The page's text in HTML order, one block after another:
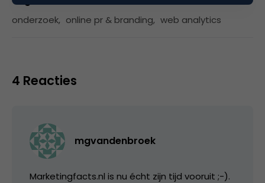
onderzoek, online pr & branding, web analytics
4 Reacties
mgvandenbroek
Marketingfacts.nl is nu écht zijn tijd vooruit ;-).